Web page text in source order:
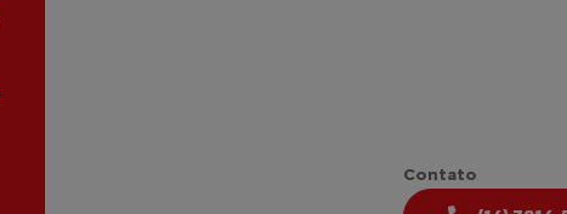
Contato